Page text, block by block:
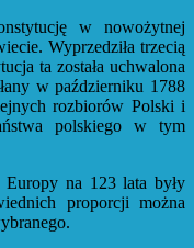
w nowożytnej
Wyprzedziła trzecią
ta została uchwalona
w październiku 1788
rozbiorów Polski i
polskiego w tym
na 123 lata były
proporcji można